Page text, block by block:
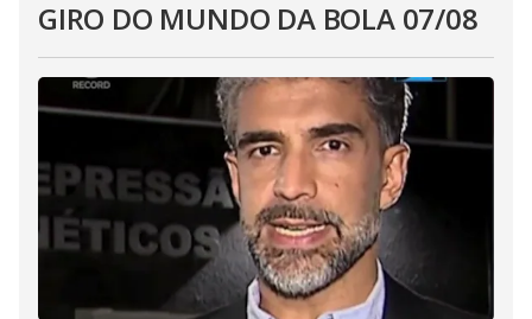
GIRO DO MUNDO DA BOLA 07/08